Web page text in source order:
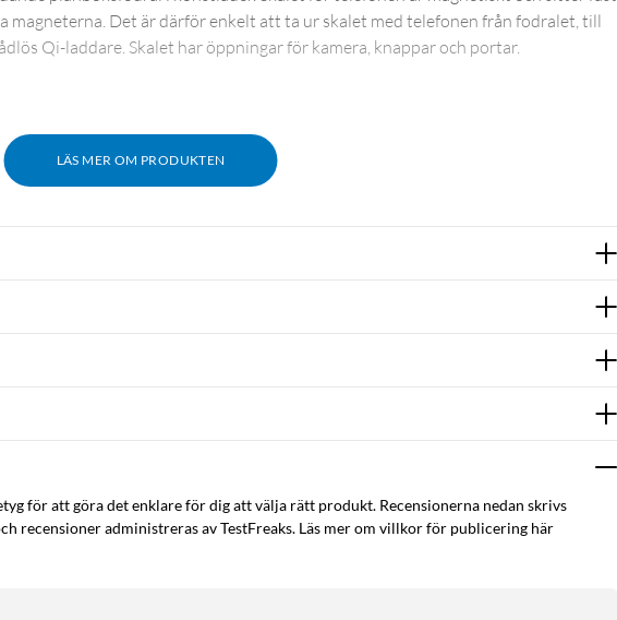
LÄS MER OM PRODUKTEN
magneterna. Det är därför enkelt att ta ur skalet med telefonen från fodralet, till
Qi-laddare. Skalet har öppningar för kamera, knappar och portar.
för att göra det enklare för dig att välja rätt produkt. Recensionerna nedan skrivs
recensioner administreras av TestFreaks. Läs mer om villkor för publicering här